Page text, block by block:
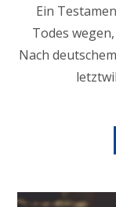
Ein
Todes
Nach